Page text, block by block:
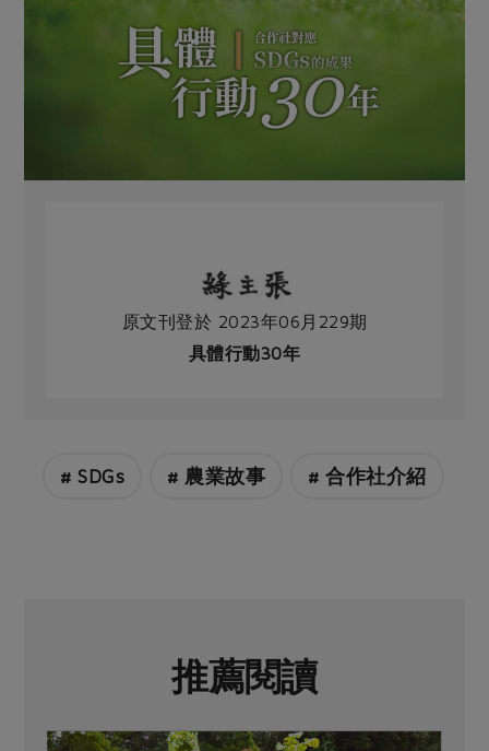
原文刊登於 2023年06月229期
具體行動30年
# SDGs # 農業故事 # 合作社介紹
推薦閱讀